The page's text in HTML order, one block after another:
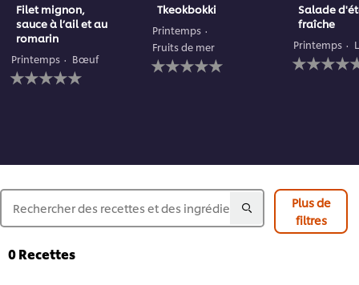
Filet mignon,
sauce à l’ail et au
romarin
Printemps Bœuf
Aucune
évaluation
Tkeokbokki
Printemps
Fruits de mer
Aucune
évaluation
Salade
fraîche
Printemps
Aucune
évaluation
Plus de
filtres
0Recettes